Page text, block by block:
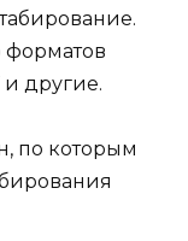
форматов
и другие.
по которым